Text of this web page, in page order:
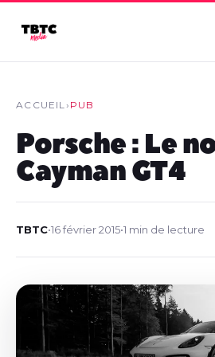
ACCUEIL› PUB
Porsche : Le
Cayman GT4
TBTC•16 février 2015•1 min de lecture